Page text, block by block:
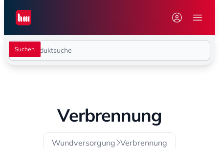
Seiwert GmbH
Menü
Verbrennung
Wundversorgung Verbrennung